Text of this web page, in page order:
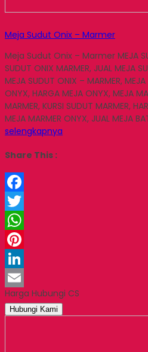
Meja Sudut Onix – Marmer
Meja Sudut Onix – Marmer MEJA
SUDUT ONIX MARMER, JUAL MEJA
MEJA SUDUT ONIX – MARMER,
ONYX, HARGA MEJA ONYX, MEJA
MARMER, KURSI SUDUT MARMER,
MEJA MARMER ONYX, JUAL MEJA
selengkapnya
Share This :
Facebook
Twitter
WhatsApp
Pinterest
LinkedIn
Email
Harga Hubungi CS
Hubungi Kami